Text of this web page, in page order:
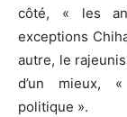
côté, « les
exceptions
autre, le
d’un mieux, «
politique ».